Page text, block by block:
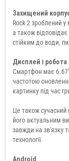
Захищений
Rock 2 зроблений у
а також
стійким до води,
Дисплей і робота
Смартфон має 6.67"
частотою
картинку під час
Це також
його актуальним
завжди на зв'язку
технології.
Android